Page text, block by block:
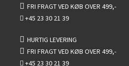
Videre FRI FRAGT VED KØB OVER 499,-
+45 23 30 21 39
HURTIG LEVERING
FRI FRAGT VED KØB OVER 499,-
+45 23 30 21 39